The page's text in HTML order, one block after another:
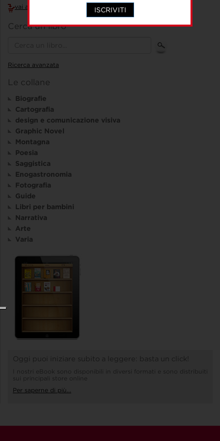
ISCRIVITI
vai al carrello
Cerca un libro
Ricerca avanzata
Le collane
Biografie
Cartografia
design e comunicazione visiva
Graphic Novel
Montagna
Poesia
Saggistica
Enogastronomia
Fotografia
Guide
Libri per bambini
Narrativa
Arte
Varia
Oggi puoi iniziare subito a leggere: basta un click!
I nostri eBook sono disponibili in diversi formati e sono distribuiti
sui principali store online
Per saperne di più...